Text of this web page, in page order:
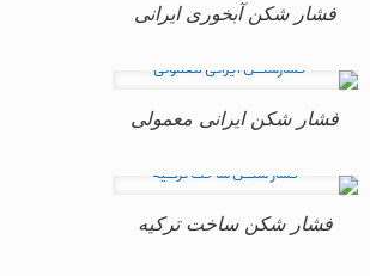
فشار شکن آبخوری ایرانی
فشار شکن ایرانی معمولی
فشار شکن ساخت ترکیه